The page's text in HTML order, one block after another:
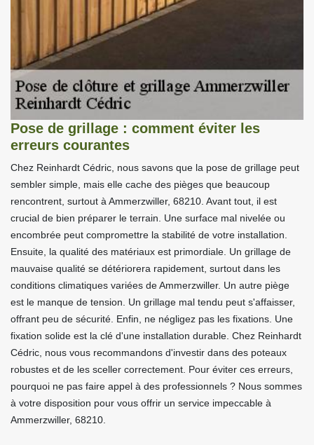
Pose de grillage : comment éviter les
erreurs courantes
Chez Reinhardt Cédric, nous savons que la pose de grillage peut
sembler simple, mais elle cache des pièges que beaucoup
rencontrent, surtout à Ammerzwiller, 68210. Avant tout, il est
crucial de bien préparer le terrain. Une surface mal nivelée ou
encombrée peut compromettre la stabilité de votre installation.
Ensuite, la qualité des matériaux est primordiale. Un grillage de
mauvaise qualité se détériorera rapidement, surtout dans les
conditions climatiques variées de Ammerzwiller. Un autre piège
est le manque de tension. Un grillage mal tendu peut s'affaisser,
offrant peu de sécurité. Enfin, ne négligez pas les fixations. Une
fixation solide est la clé d'une installation durable. Chez Reinhardt
Cédric, nous vous recommandons d'investir dans des poteaux
robustes et de les sceller correctement. Pour éviter ces erreurs,
pourquoi ne pas faire appel à des professionnels ? Nous sommes
à votre disposition pour vous offrir un service impeccable à
Ammerzwiller, 68210.